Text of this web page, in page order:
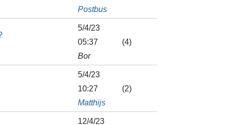
Postbus
5/4/23
05:37
Bor
(4)
5/4/23
10:27
Matthijs
(2)
12/4/23